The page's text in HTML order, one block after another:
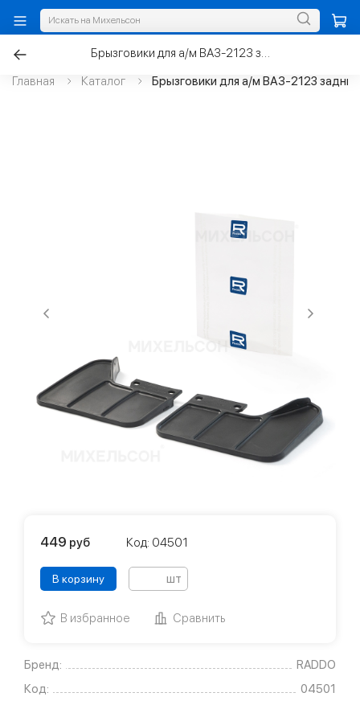
Главная Каталог Брызговики для а/м ВАЗ-2123
Бренд:
RADDO
Код:
04501
449 руб Код: 04501
В корзину шт
В избранное Сравнить